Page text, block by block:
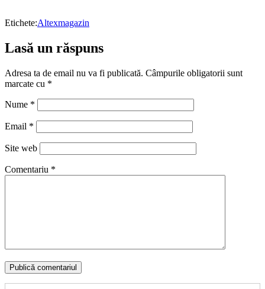
Etichete:Altexmagazin
Lasă un răspuns
Adresa ta de email nu va fi publicată. Câmpurile obligatorii sunt
marcate cu *
Nume *
Email *
Site web
Comentariu *